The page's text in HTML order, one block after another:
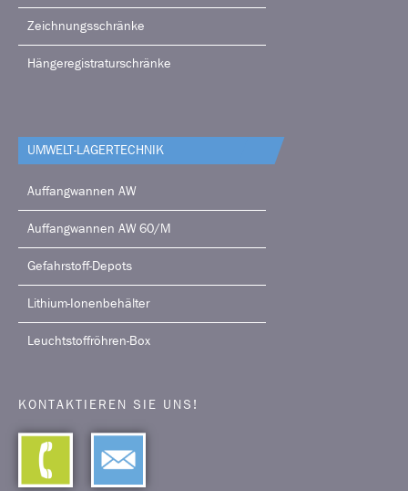
Zeichnungsschränke
Hängeregistraturschränke
UMWELT-LAGERTECHNIK
Auffangwannen AW
Auffangwannen AW 60/M
Gefahrstoff-Depots
Lithium-Ionenbehälter
Leuchtstoffröhren-Box
KONTAKTIEREN SIE UNS!